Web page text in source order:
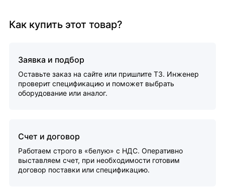
Как купить этот товар?
Заявка и подбор
Оставьте заказ на сайте или пришлите ТЗ. Инженер
проверит спецификацию и поможет выбрать
оборудование или аналог.
Счет и договор
Работаем строго в «белую» с НДС. Оперативно
выставляем счет, при необходимости готовим
договор поставки или спецификацию.